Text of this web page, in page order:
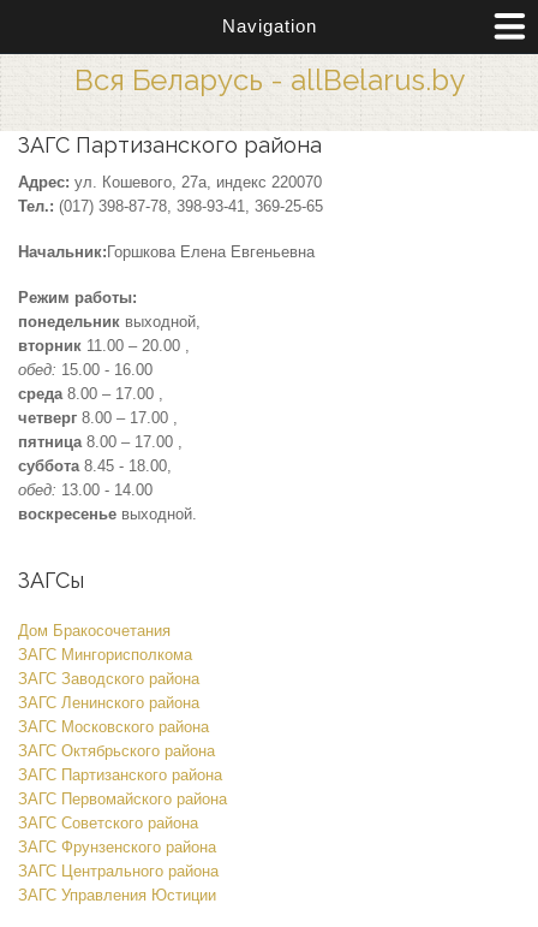
Navigation
Вся Беларусь - allBelarus.by
ЗАГС Партизанского района
Адрес: ул. Кошевого, 27а, индекс 220070
Тел.: (017) 398-87-78, 398-93-41, 369-25-65
Начальник: Горшкова Елена Евгеньевна
Режим работы:
понедельник выходной,
вторник 11.00 – 20.00 ,
обед: 15.00 - 16.00
среда8.00 – 17.00 ,
четверг 8.00 – 17.00 ,
пятница8.00 – 17.00 ,
суббота8.45 - 18.00,
обед: 13.00 - 14.00
воскресенье выходной.
ЗАГСы
Дом Бракосочетания
ЗАГС Мингорисполкома
ЗАГС Заводского района
ЗАГС Ленинского района
ЗАГС Московского района
ЗАГС Октябрьского района
ЗАГС Партизанского района
ЗАГС Первомайского района
ЗАГС Советского района
ЗАГС Фрунзенского района
ЗАГС Центрального района
ЗАГС Управления Юстиции